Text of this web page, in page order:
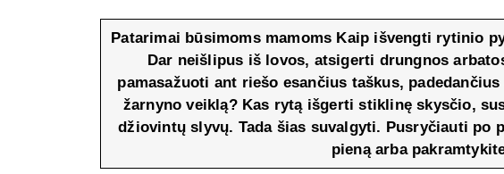
Patarimai būsimoms mamoms Kaip išvengti rytinio
Dar neišlipus iš lovos, atsigerti drungnos
pamasažuoti ant riešo esančius taškus,
žarnyno veiklą? Kas rytą išgerti stiklinę skysčio,
džiovintų slyvų. Tada šias suvalgyti. Pusryčiauti po
pieną arba